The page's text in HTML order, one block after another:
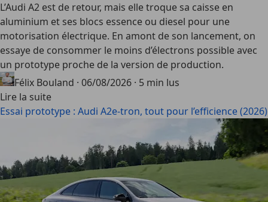
L’Audi A2 est de retour, mais elle troque sa caisse en
aluminium et ses blocs essence ou diesel pour une
motorisation électrique. En amont de son lancement, on
essaye de consommer le moins d’électrons possible avec
un prototype proche de la version de production.
Félix Bouland · 06/08/2026 · 5 min lus
Lire la suite
Essai prototype : Audi A2e-tron, tout pour l’efficience (2026)